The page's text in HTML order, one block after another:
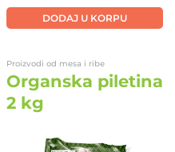
DODAJ U KORPU
Proizvodi od mesa i ribe
Organska piletina
2 kg